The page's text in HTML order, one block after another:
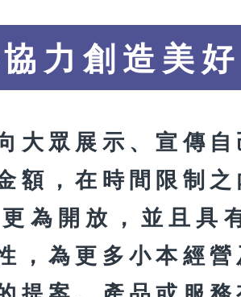
力創造美
大眾展示、宣傳
額，在時間限制
為開放，並且具
，為更多小本經